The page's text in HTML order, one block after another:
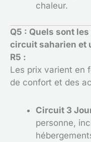
chaleur.
Q5 : Quels sont
circuit saharien et
R5 :
Les prix varient en
de confort et des
Circuit 3
personne,